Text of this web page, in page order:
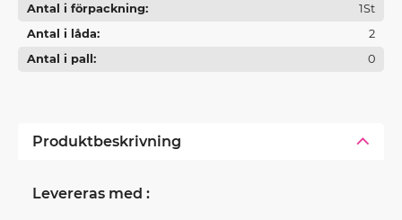
Antal i förpackning
1St
Antal i låda
2
Antal i pall
0
Produktbeskrivning
Levereras med :